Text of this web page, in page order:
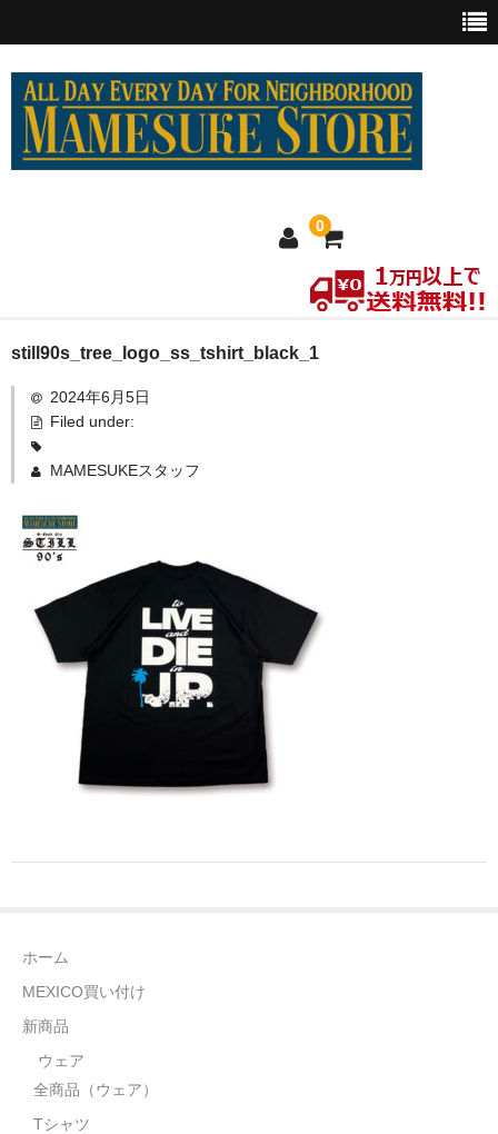
0
ホーム
MEXICO買い付け
新商品
全商品（ウェア）
Tシャツ
ロングTシャツ
ゲームシャツ
コーチジャケット
スウェット＆フーディ
ヘッドギア
ORIGINAL
STILL 90’s
Brown Pride
still90s_tree_logo_ss_tshirt_black_1
2024年6月5日
Filed under:
MAMESUKEスタッフ
ホーム
MEXICO買い付け
新商品
ウェア
全商品（ウェア）
Tシャツ